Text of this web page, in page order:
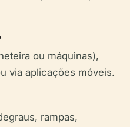
ou máquinas),
via aplicações móveis.
rampas,